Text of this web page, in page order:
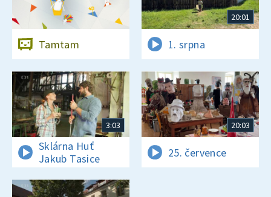
Tamtam
20:01
1. srpna
3:03
Sklárna Huť
Jakub Tasice
20:03
25. července